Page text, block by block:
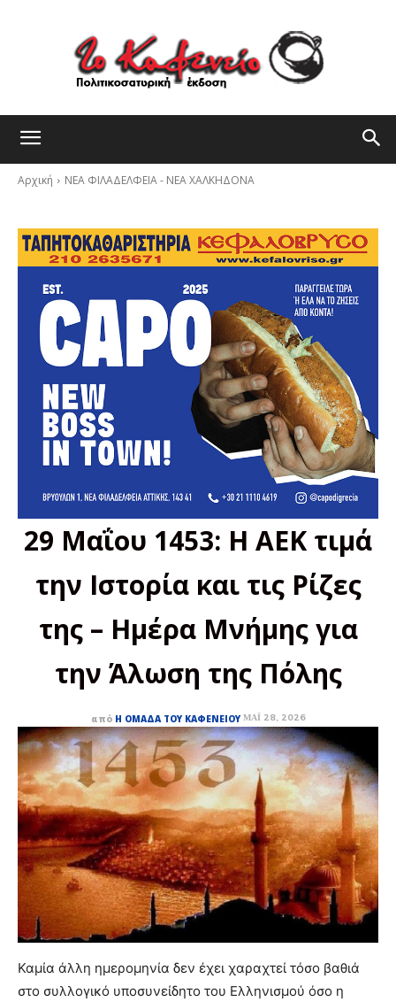
Αρχική ΝΕΑ ΦΙΛΑΔΕΛΦΕΙΑ - ΝΕΑ ΧΑΛΚΗΔΟΝΑ
29 Μαΐου 1453: Η ΑΕΚ τιμά
την Ιστορία και τις Ρίζες
της – Ημέρα Μνήμης για
την Άλωση της Πόλης
από Η ΟΜΆΔΑ ΤΟΥ ΚΑΦΕΝΕΊΟΥ ΜΆΙ 28, 2026
Καμία άλλη ημερομηνία δεν έχει χαραχτεί τόσο βαθιά
στο συλλογικό υποσυνείδητο του Ελληνισμού όσο η